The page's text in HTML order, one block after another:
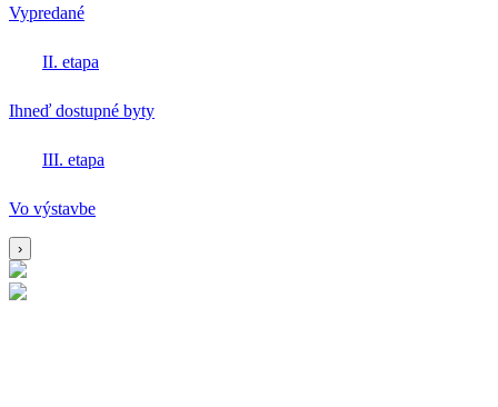
Vypredané
II. etapa
Ihneď dostupné byty
III. etapa
Vo výstavbe
›